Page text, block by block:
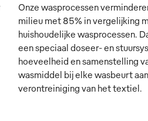
Onze wasprocessen
milieu met 85% in vergelijking
huishoudelijke wasprocessen.
een speciaal doseer- en
hoeveelheid en samenstelling
wasmiddel bij elke wasbeurt
verontreiniging van het textiel.